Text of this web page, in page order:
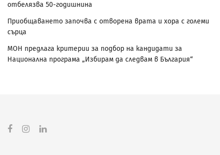
отбелязва 50-годишнина
Приобщаването започва с отворена врата и хора с големи
сърца
МОН предлага критерии за подбор на кандидати за
Национална програма „Избирам да следвам в България“